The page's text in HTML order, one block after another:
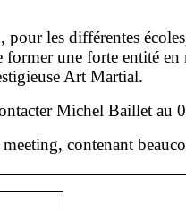
pour les différentes
une forte entité en
Art Martial.
Michel Baillet au
contenant